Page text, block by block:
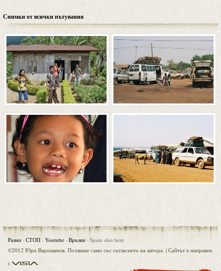
Снимки от всички пътувания
Разни · СТОП · Youtube · Връзки · Spam also here
©2012 Юри Варошанов. Ползване само със съгласието на автора. | Сайтът е направен
с Visia